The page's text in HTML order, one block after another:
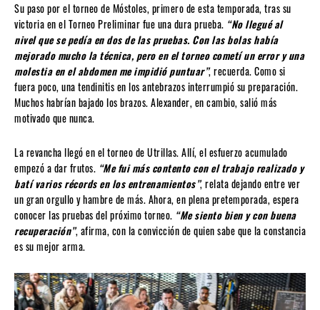
Su paso por el torneo de Móstoles, primero de esta temporada, tras su
victoria en el Torneo Preliminar fue una dura prueba. “No llegué al
nivel que se pedía en dos de las pruebas. Con las bolas había
mejorado mucho la técnica, pero en el torneo cometí un error y una
molestia en el abdomen me impidió puntuar”, recuerda. Como si
fuera poco, una tendinitis en los antebrazos interrumpió su preparación.
Muchos habrían bajado los brazos. Alexander, en cambio, salió más
motivado que nunca.
La revancha llegó en el torneo de Utrillas. Allí, el esfuerzo acumulado
empezó a dar frutos. “Me fui más contento con el trabajo realizado y
batí varios récords en los entrenamientos”, relata dejando entre ver
un gran orgullo y hambre de más. Ahora, en plena pretemporada, espera
conocer las pruebas del próximo torneo. “Me siento bien y con buena
recuperación”, afirma, con la convicción de quien sabe que la constancia
es su mejor arma.